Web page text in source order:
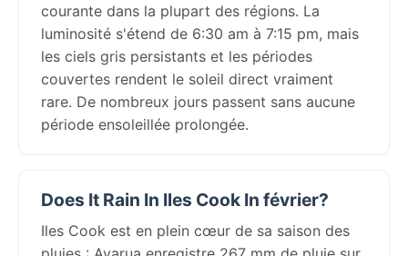
courante dans la plupart des régions. La
luminosité s'étend de 6:30 am à 7:15 pm, mais
les ciels gris persistants et les périodes
couvertes rendent le soleil direct vraiment
rare. De nombreux jours passent sans aucune
période ensoleillée prolongée.
Does It Rain In Iles Cook In février?
Iles Cook est en plein cœur de sa saison des